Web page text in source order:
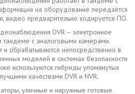
на оборудование передаётся
видео предварительно кодируется ПО.
DVR – электронное
тандеме с аналоговыми камерами.
обрабатываются непосредственно в
моделей в системах безопасности
используются гибриды упомянутых
качествами DVR и NVR.
уличные и наружные готовые